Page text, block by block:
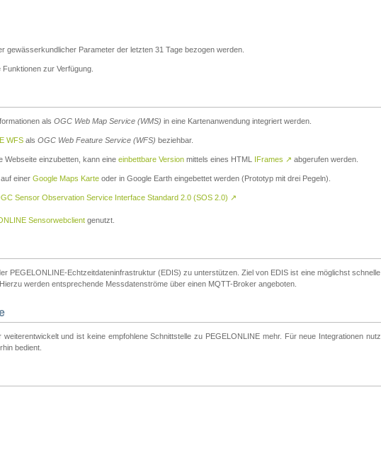
gewässerkundlicher Parameter der letzten 31 Tage bezogen werden.
zur Verfügung.
als OGC Web Map Service (WMS) in eine Kartenanwendung integriert werden.
WFS als OGC Web Feature Service (WFS) beziehbar.
Webseite einzubetten, kann eine einbettbare Version mittels eines HTML IFrames ↗ abgerufen werden.
einer Google Maps Karte oder in Google Earth eingebettet werden (Prototyp mit drei Pegeln).
Sensor Observation Service Interface Standard 2.0 (SOS 2.0) ↗
Sensorwebclient genutzt.
PEGELONLINE-Echtzeitdateninfrastruktur (EDIS) zu unterstützen. Ziel von EDIS ist eine möglichst
werden entsprechende Messdatenströme über einen MQTT-Broker angeboten.
weiterentwickelt und ist keine empfohlene Schnittstelle zu PEGELONLINE mehr. Für neue Integrationen
bedient.